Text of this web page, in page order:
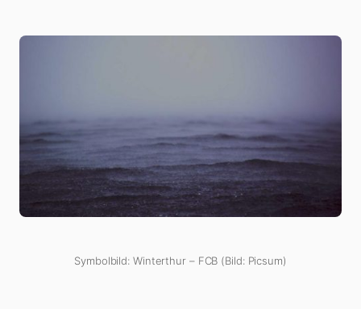
Symbolbild: Winterthur – FCB (Bild: Picsum)